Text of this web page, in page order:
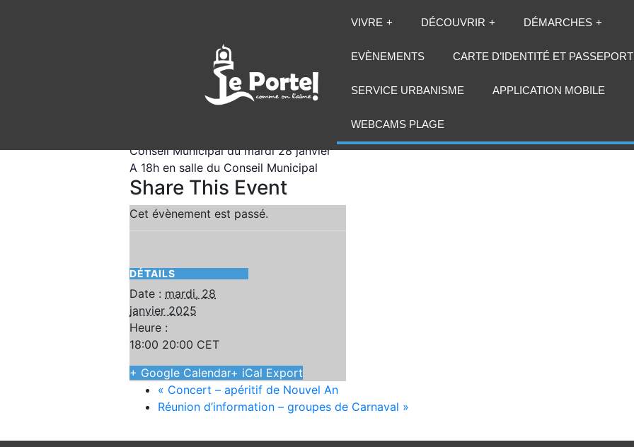
VIVRE DÉCOUVRIR DÉMARCHES
EVÈNEMENTS CARTE D’IDENTITÉ ET PASSEPORT
SERVICE URBANISME APPLICATION MOBILE
WEBCAMS PLAGE
Conseil Municipal
Conseil Municipal du mardi 28 janvier
A 18h en salle du Conseil Municipal
Share This Event
Cet évènement est passé.
DÉTAILS
Date : mardi, 28
janvier 2025
Heure :
18:00 20:00 CET
+ Google Calendar+ iCal Export
« Concert – apéritif de Nouvel An
Réunion d’information – groupes de Carnaval »